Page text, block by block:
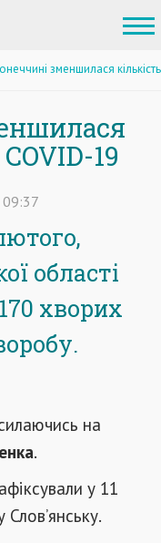
зменшилася
19
09:37
області
хворих
на
.
у 11